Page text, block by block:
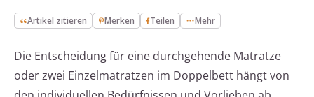
Artikel zitieren Merken Teilen Mehr
Die Entscheidung für eine durchgehende Matratze
oder zwei Einzelmatratzen im Doppelbett hängt von